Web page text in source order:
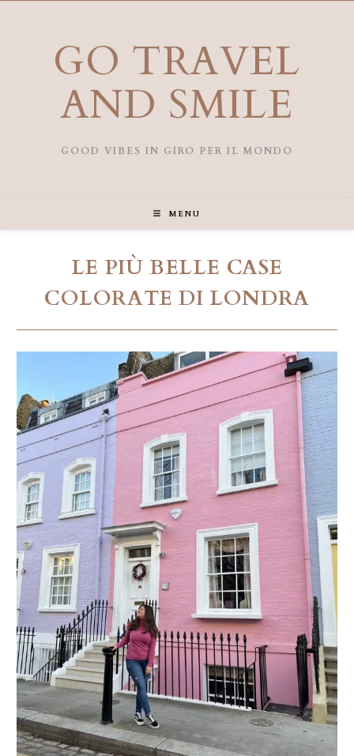
GO TRAVEL
AND SMILE
GOOD VIBES IN GIRO PER IL MONDO
MENU
LE PIÙ BELLE CASE
COLORATE DI LONDRA